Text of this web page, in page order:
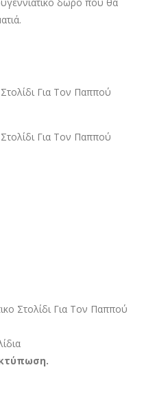
Στολίδι Για Τον Παππού